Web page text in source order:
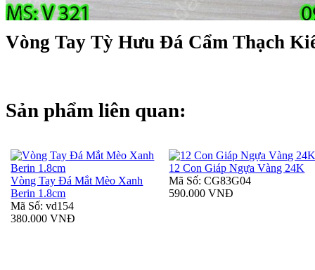
Vòng Tay Tỳ Hưu Đá Cẩm Thạch
Sản phẩm liên quan:
Vòng Tay Đá Mắt Mèo Xanh
Berin 1.8cm
Mã Số: vd154
380.000 VNĐ
12 Con Giáp Ngựa Vàng 24K
Mã Số: CG83G04
590.000 VNĐ